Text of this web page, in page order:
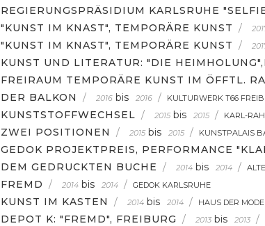
REGIERUNGSPRÄSIDIUM KARLSRUHE
"KUNST IM KNAST", TEMPORÄRE KUNST /
"KUNST IM KNAST", TEMPORÄRE KUNST /
KUNST UND LITERATUR: "DIE
FREIRAUM TEMPORÄRE KUNST IM ÖFFTL.
DER BALKON / 2016 bis 2016 / KULTURWERK T66
KUNSTSTOFFWECHSEL / 2015 bis 2015 / KARL-
ZWEI POSITIONEN / 2015 bis 2015 / KUNSTPALAIS
GEDOK PROJEKTPREIS, PERFORMANCE
DEM GEDRUCKTEN BUCHE / 2014 bis 2014 /
FREMD / 2014 bis 2014 / GEDOK KARLSRUHE
KUNST IM KASTEN / 2014 bis 2014 / HAUS DER
DEPOT K: "FREMD", FREIBURG / 2013 bis 2013 /